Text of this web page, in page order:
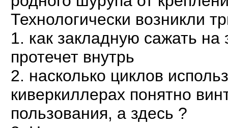
Технологически возникли
1. как закладную сажать на
протечет внутрь
2. насколько циклов
киверкиллерах понятно
пользования, а здесь ?